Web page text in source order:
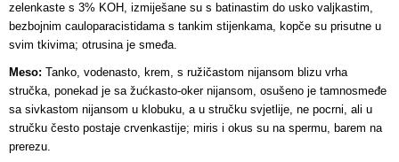
zelenkaste s 3% KOH, izmiješane su s batinastim do usko valjkastim,
bezbojnim cauloparacistidama s tankim stijenkama, kopče su prisutne u
svim tkivima; otrusina je smeđa.
Meso: Tanko, vodenasto, krem, s ružičastom nijansom blizu vrha
stručka, ponekad je sa žućkasto-oker nijansom, osušeno je tamnosmeđe
sa sivkastom nijansom u klobuku, a u stručku svjetlije, ne pocrni, ali u
stručku često postaje crvenkastije; miris i okus su na spermu, barem na
prerezu.